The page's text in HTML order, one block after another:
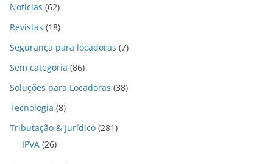
Notícias (62)
Revistas (18)
Segurança para locadoras (7)
Sem categoria (86)
Soluções para Locadoras (38)
Tecnologia (8)
Tributação & Jurídico (281)
IPVA (26)